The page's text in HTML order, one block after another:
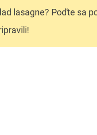
lasagne? Poďte sa